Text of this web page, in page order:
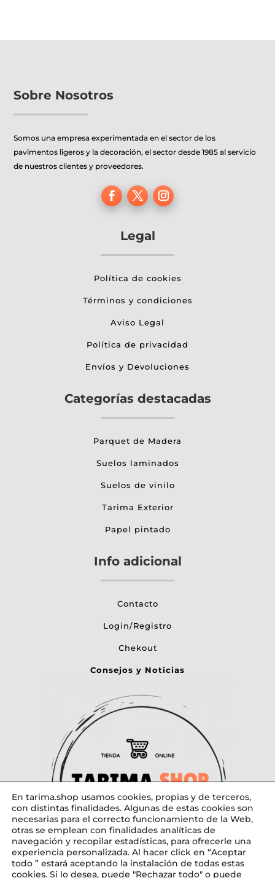
Sobre Nosotros
Somos una empresa experimentada en el sector de los
pavimentos ligeros y la decoración, el sector desde 1985 al servicio
de nuestros clientes y proveedores.
Legal
Política de cookies
Términos y condiciones
Aviso Legal
Política de privacidad
Envíos y Devoluciones
Categorías destacadas
Parquet de Madera
Suelos laminados
Suelos de vinilo
Tarima Exterior
Papel pintado
Info adicional
Contacto
Login/Registro
Chekout
Consejos y Noticias
En tarima.shop usamos cookies, propias y de terceros,
con distintas finalidades. Algunas de estas cookies son
necesarias para el correcto funcionamiento de la Web,
otras se emplean con finalidades analíticas de
navegación y recopilar estadísticas, para ofrecerle una
experiencia personalizada. Al hacer click en “Aceptar
todo ” estará aceptando la instalación de todas estas
cookies. Si lo desea, puede "Rechazar todo" o puede